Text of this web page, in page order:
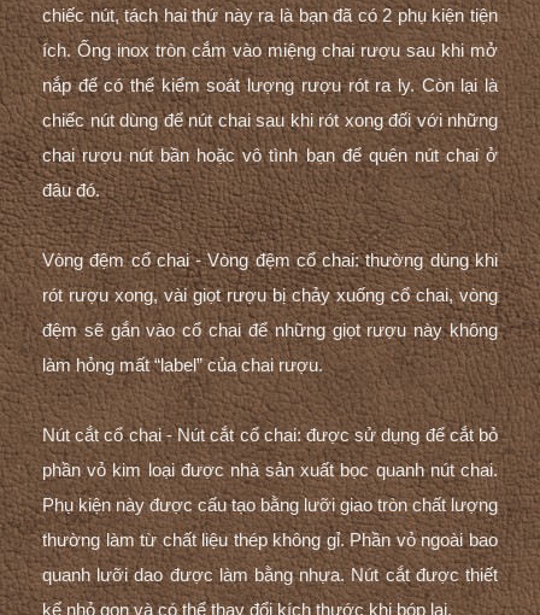
chiếc nút, tách hai thứ này ra là bạn đã có 2 phụ kiện tiện
ích. Ống inox tròn cắm vào miệng chai rượu sau khi mở
nắp để có thể kiểm soát lượng rượu rót ra ly. Còn lại là
chiếc nút dùng để nút chai sau khi rót xong đối với những
chai rượu nút bần hoặc vô tình bạn để quên nút chai ở
đâu đó.
Vòng đệm cổ chai - Vòng đệm cổ chai: thường dùng khi
rót rượu xong, vài giọt rượu bị chảy xuống cổ chai, vòng
đệm sẽ gắn vào cổ chai để những giọt rượu này không
làm hỏng mất “label” của chai rượu.
Nút cắt cổ chai - Nút cắt cổ chai: được sử dụng để cắt bỏ
phần vỏ kim loại được nhà sản xuất bọc quanh nút chai.
Phụ kiện này được cấu tạo bằng lưỡi giao tròn chất lượng
thường làm từ chất liệu thép không gỉ. Phần vỏ ngoài bao
quanh lưỡi dao được làm bằng nhựa. Nút cắt được thiết
kế nhỏ gọn và có thể thay đổi kích thước khi bóp lại.